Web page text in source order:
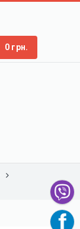
0 грн.